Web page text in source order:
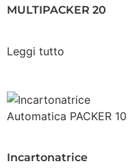
MULTIPACKER 20
Leggi tutto
Incartonatrice